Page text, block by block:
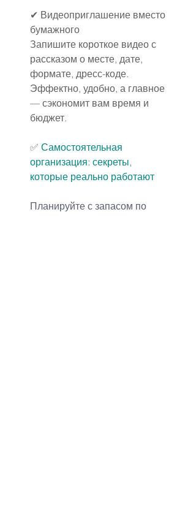
✔ Видеоприглашение вместо
бумажного
Запишите короткое видео с
рассказом о месте, дате,
формате, дресс-коде.
Эффектно, удобно, а главное
— сэкономит вам время и
бюджет.
✅ Самостоятельная
организация: секреты,
которые реально работают
Планируйте с запасом по